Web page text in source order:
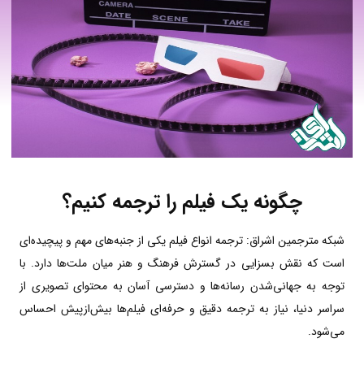
چگونه یک فیلم را ترجمه کنیم؟
شبکه مترجمین اشراق: ترجمه انواع فیلم‌ یکی از جنبه‌های مهم و پیچیده‌ای
است که نقش بسزایی در گسترش فرهنگ و هنر میان ملت‌ها دارد. با
توجه به جهانی‌شدن رسانه‌ها و دسترسی آسان به محتوای تصویری از
سراسر دنیا، نیاز به ترجمه دقیق و حرفه‌ای فیلم‌ها بیش‌ازپیش احساس
می‌شود.